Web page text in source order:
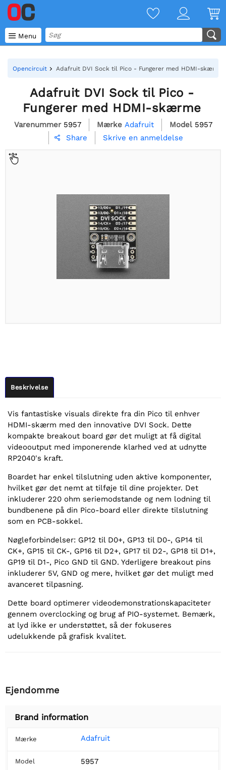
 Menu
Opencircuit Adafruit DVI Sock til Pico - Fungerer med HDMI-skærme
Adafruit DVI Sock til Pico -
Fungerer med HDMI-skærme
Varenummer 5957 Mærke Adafruit Model 5957
 Share Skrive en anmeldelse
Beskrivelse
Vis fantastiske visuals direkte fra din Pico til enhver
HDMI-skærm med den innovative DVI Sock. Dette
kompakte breakout board gør det muligt at få digital
videooutput med imponerende klarhed ved at udnytte
RP2040's kraft.
Boardet har enkel tilslutning uden aktive komponenter,
hvilket gør det nemt at tilføje til dine projekter. Det
inkluderer 220 ohm seriemodstande og nem lodning til
bundbenene på din Pico-board eller direkte tilslutning
som en PCB-sokkel.
Nøgleforbindelser: GP12 til D0+, GP13 til D0-, GP14 til
CK+, GP15 til CK-, GP16 til D2+, GP17 til D2-, GP18 til D1+,
GP19 til D1-, Pico GND til GND. Yderligere breakout pins
inkluderer 5V, GND og mere, hvilket gør det muligt med
avanceret tilpasning.
Dette board optimerer videodemonstrationskapaciteter
gennem overclocking og brug af PIO-systemet. Bemærk,
at lyd ikke er understøttet, så der fokuseres
udelukkende på grafisk kvalitet.
Ejendomme
Brand information
Mærke Adafruit
Model 5957